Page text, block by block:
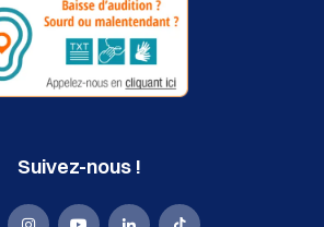
Suivez-nous !